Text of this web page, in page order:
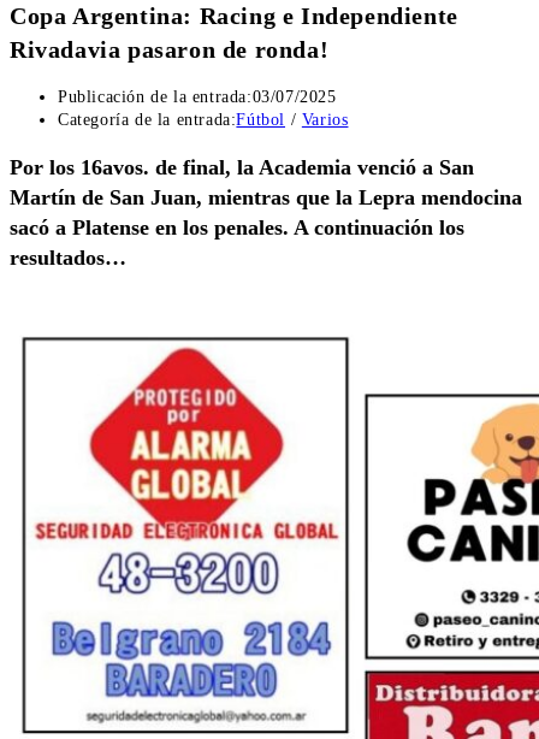
Copa Argentina: Racing e Independiente
Rivadavia pasaron de ronda!
Publicación de la entrada:03/07/2025
Categoría de la entrada:Fútbol / Varios
Por los 16avos. de final, la Academia venció a San
Martín de San Juan, mientras que la Lepra mendocina
sacó a Platense en los penales. A continuación los
resultados…